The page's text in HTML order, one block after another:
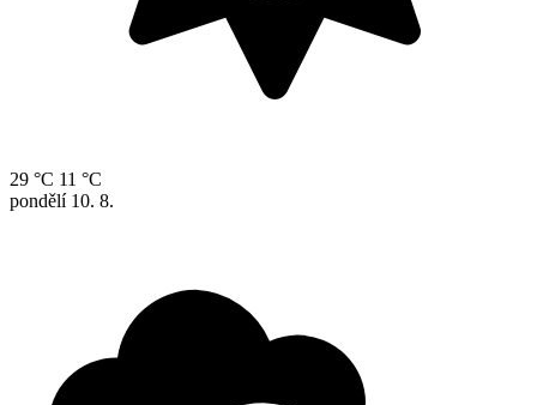
29 °C 11 °C
pondělí 10. 8.